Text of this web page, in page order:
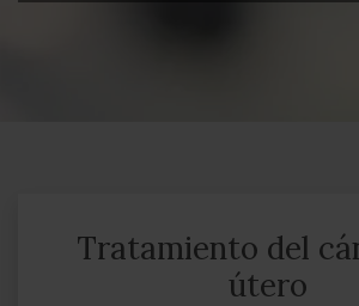
Tratamiento del
útero